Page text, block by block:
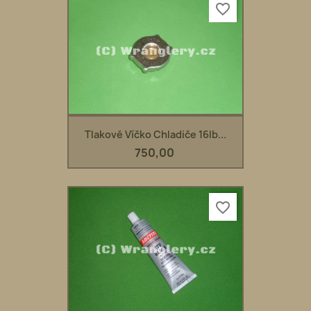
Tlakové Víčko Chladiče 16lb...
750,00
favorite_border
favorite_border